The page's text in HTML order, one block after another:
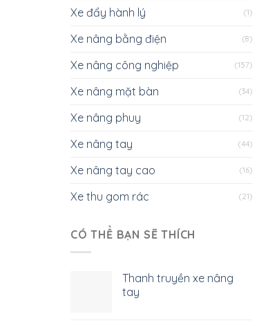
Xe đẩy hành lý (1)
Xe nâng bằng điện (8)
Xe nâng công nghiệp (157)
Xe nâng mặt bàn (34)
Xe nâng phuy (12)
Xe nâng tay (44)
Xe nâng tay cao (16)
Xe thu gom rác (21)
CÓ THỂ BẠN SẼ THÍCH
Thanh truyền xe nâng
tay